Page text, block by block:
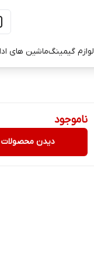
لوازم گیمینگماشین های
ناموجود
دیدن